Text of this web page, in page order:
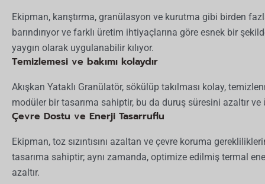
Ekipman, karıştırma, granülasyon ve kurutma gibi birden
barındırıyor ve farklı üretim ihtiyaçlarına göre esnek bir
yaygın olarak uygulanabilir kılıyor.
Temizlemesi ve bakımı kolaydır
Akışkan Yataklı Granülatör, sökülüp takılması kolay,
modüler bir tasarıma sahiptir, bu da duruş süresini azaltır ve
Çevre Dostu ve Enerji Tasarruflu
Ekipman, toz sızıntısını azaltan ve çevre koruma
tasarıma sahiptir; aynı zamanda, optimize edilmiş termal
azaltır.